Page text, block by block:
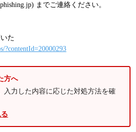
までご連絡ください。
た
?contentId=20000293
方へ
入力した内容に応じた対処方法を確